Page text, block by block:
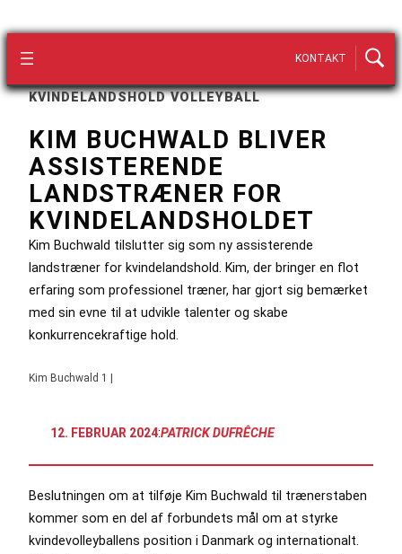
KONTAKT
KVINDELANDSHOLD VOLLEYBALL
KIM BUCHWALD BLIVER
ASSISTERENDE
LANDSTRÆNER FOR
KVINDELANDSHOLDET
Kim Buchwald tilslutter sig som ny assisterende
landstræner for kvindelandshold. Kim, der bringer en flot
erfaring som professionel træner, har gjort sig bemærket
med sin evne til at udvikle talenter og skabe
konkurrencekraftige hold.
Kim Buchwald 1 |
12. FEBRUAR 2024:PATRICK DUFRÊCHE
Beslutningen om at tilføje Kim Buchwald til trænerstaben
kommer som en del af forbundets mål om at styrke
kvindevolleyballens position i Danmark og internationalt.